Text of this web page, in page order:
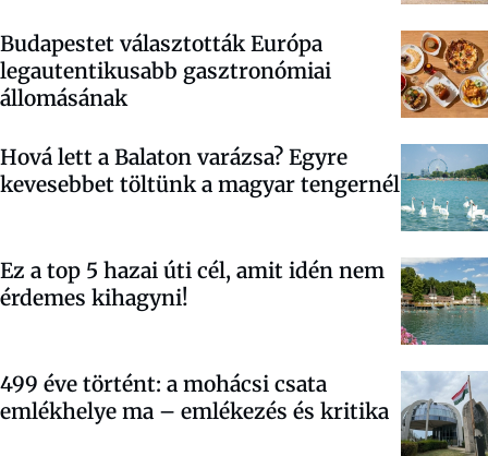
Budapestet választották Európa
legautentikusabb gasztronómiai
állomásának
Hová lett a Balaton varázsa? Egyre
kevesebbet töltünk a magyar tengernél
Ez a top 5 hazai úti cél, amit idén nem
érdemes kihagyni!
499 éve történt: a mohácsi csata
emlékhelye ma – emlékezés és kritika